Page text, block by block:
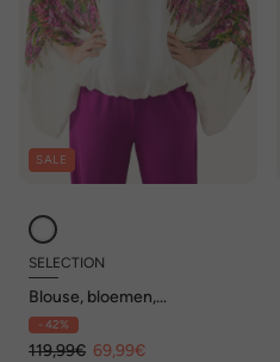
SALE
SELECTION
Blouse, bloemen,
dubbelgelaagd, ronde hals,
halve mouwen
- 42%
119,99€ 69,99€